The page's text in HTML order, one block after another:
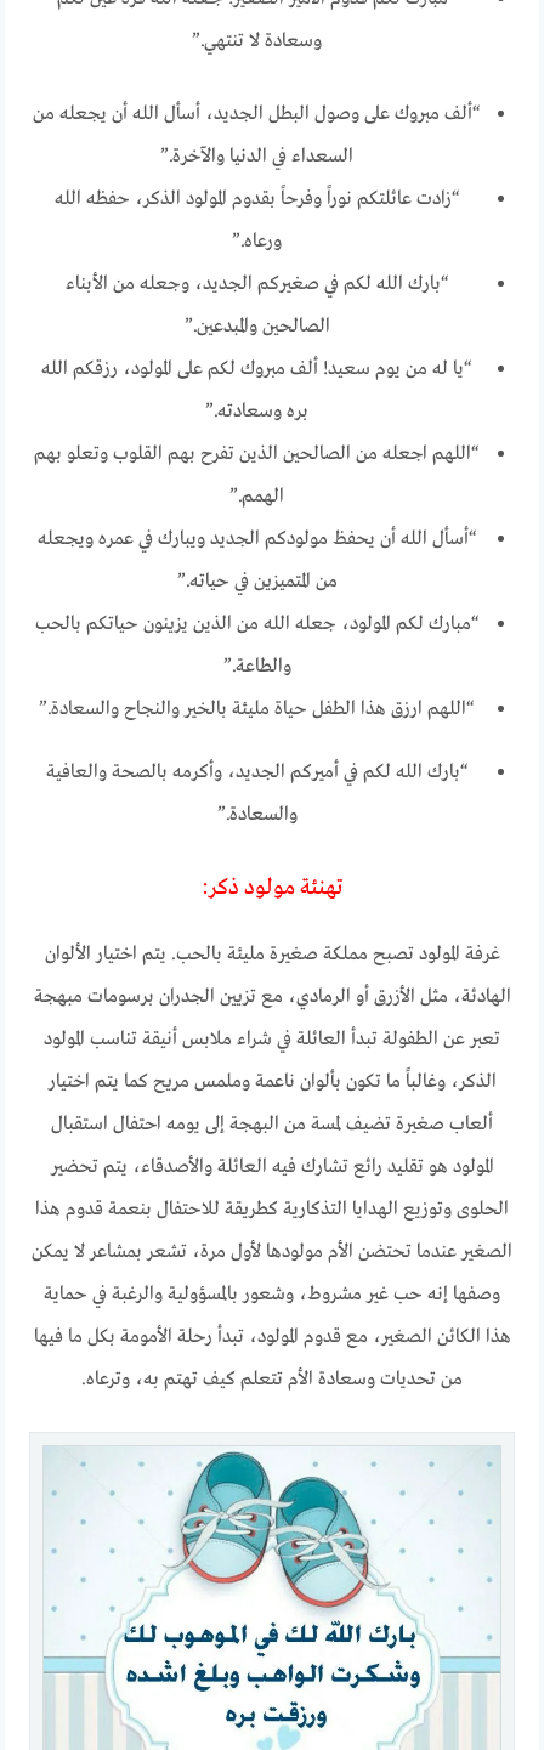
وسعادة لا تنتهي.”
“ألف مبروك على وصول البطل الجديد، أسأل الله أن يجعله من
السعداء في الدنيا والآخرة.”
“زادت عائلتكم نوراً وفرحاً بقدوم المولود الذكر، حفظه الله
ورعاه.”
“بارك الله لكم في صغيركم الجديد، وجعله من الأبناء
الصالحين والمبدعين.”
“يا له من يوم سعيد! ألف مبروك لكم على المولود، رزقكم الله
بره وسعادته.”
“اللهم اجعله من الصالحين الذين تفرح بهم القلوب وتعلو بهم
الهمم.”
“أسأل الله أن يحفظ مولودكم الجديد ويبارك في عمره ويجعله
من المتميزين في حياته.”
“مبارك لكم المولود، جعله الله من الذين يزينون حياتكم بالحب
والطاعة.”
“اللهم ارزق هذا الطفل حياة مليئة بالخير والنجاح والسعادة.”
“بارك الله لكم في أميركم الجديد، وأكرمه بالصحة والعافية
والسعادة.”
تهنئة مولود ذكر:
غرفة المولود تصبح مملكة صغيرة مليئة بالحب. يتم اختيار الألوان
الهادئة، مثل الأزرق أو الرمادي، مع تزيين الجدران برسومات مبهجة
تعبر عن الطفولة تبدأ العائلة في شراء ملابس أنيقة تناسب المولود
الذكر، وغالباً ما تكون بألوان ناعمة وملمس مريح كما يتم اختيار
ألعاب صغيرة تضيف لمسة من البهجة إلى يومه احتفال استقبال
المولود هو تقليد رائع تشارك فيه العائلة والأصدقاء، يتم تحضير
الحلوى وتوزيع الهدايا التذكارية كطريقة للاحتفال بنعمة قدوم هذا
الصغير عندما تحتضن الأم مولودها لأول مرة، تشعر بمشاعر لا يمكن
وصفها إنه حب غير مشروط، وشعور بالمسؤولية والرغبة في حماية
هذا الكائن الصغير، مع قدوم المولود، تبدأ رحلة الأمومة بكل ما فيها
من تحديات وسعادة الأم تتعلم كيف تهتم به، وترعاه.